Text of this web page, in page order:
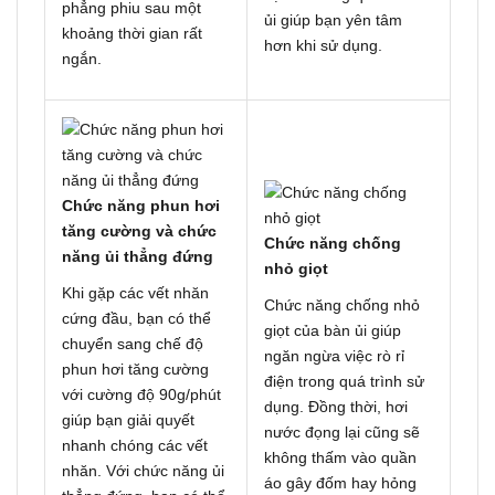
phẳng phiu sau một
khoảng thời gian rất
ngắn.
ủi giúp bạn yên tâm
hơn khi sử dụng.
Chức năng phun hơi
tăng cường và chức
năng ủi thẳng đứng
Khi gặp các vết nhăn
cứng đầu, bạn có thể
chuyển sang chế độ
phun hơi tăng cường
với cường độ 90g/phút
giúp bạn giải quyết
nhanh chóng các vết
nhăn. Với chức năng ủi
Chức năng chống
nhỏ giọt
Chức năng chống nhỏ
giọt của bàn ủi giúp
ngăn ngừa việc rò rỉ
điện trong quá trình sử
dụng. Đồng thời, hơi
nước đọng lại cũng sẽ
không thấm vào quần
áo gây đốm hay hỏng